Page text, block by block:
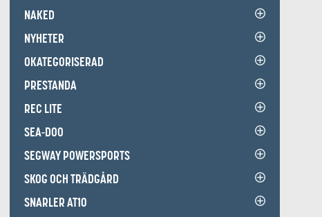
NAKED
NYHETER
OKATEGORISERAD
PRESTANDA
REC LITE
SEA-DOO
SEGWAY POWERSPORTS
SKOG OCH TRÄDGÅRD
SNARLER AT10